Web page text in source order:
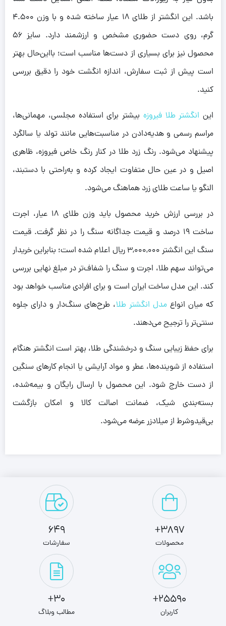
باشد. این انگشتر از طلای ۱۸ عیار ساخته شده و با وزن ۴.۵۰۰
گرم، روی دست حضوری مشخص و ارزشمند دارد. سایز ۵۶
محصول نیز برای بسیاری از دست‌ها مناسب است؛ بااین‌حال بهتر
است پیش از ثبت سفارش، اندازه انگشت خود را دقیق بررسی
کنید.
این انگشتر طلا فیروزه بیشتر برای استفاده مجلسی، مهمانی‌ها،
مراسم رسمی و هدیه‌دادن در مناسبت‌هایی مانند تولد یا سالگرد
پیشنهاد می‌شود. رنگ زرد طلا در کنار رنگ خاص فیروزه، ظاهری
اصیل و در عین حال متفاوت ایجاد کرده و به‌راحتی با دستبند،
النگو یا ساعت طلای زرد هماهنگ می‌شود.
در بررسی ارزش خرید محصول باید وزن طلای ۱۸ عیار، اجرت
ساخت ۱۹ درصد و قیمت جداگانه سنگ را در نظر گرفت. قیمت
سنگ این انگشتر ۳,۰۰۰,۰۰۰ ریال اعلام شده است؛ بنابراین خریدار
می‌تواند سهم طلا، اجرت و سنگ را شفاف‌تر در مبلغ نهایی بررسی
کند. این مدل ساخت ایران است و برای افرادی مناسب خواهد بود
که میان انواعمدل انگشتر طلا، طرح‌های سنگ‌دار و دارای جلوه
سنتی‌تر را ترجیح می‌دهند.
برای حفظ زیبایی سنگ و درخشندگی طلا، بهتر است انگشتر هنگام
استفاده از شوینده‌ها، عطر و مواد آرایشی یا انجام کارهای سنگین
از دست خارج شود. این محصول با ارسال رایگان و بیمه‌شده،
بسته‌بندی شیک، ضمانت اصالت کالا و امکان بازگشت
بی‌قیدوشرط از میلادزر عرضه می‌شود.
3897+
محصولات
649
سفارشات
25590+
کاربران
30+
مطالب وبلاگ